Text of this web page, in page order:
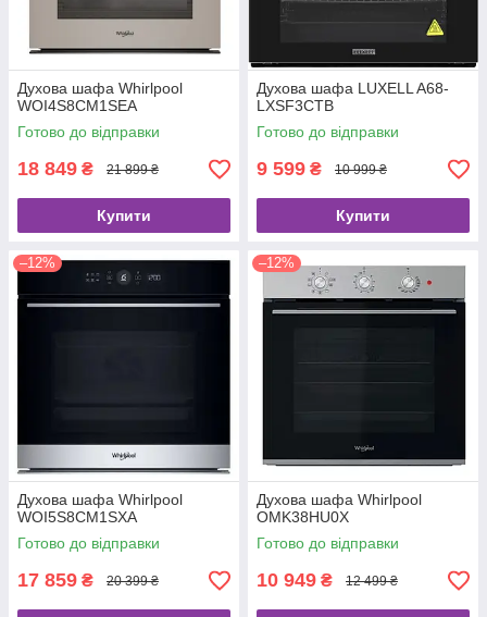
Духова шафа Whirlpool
WOI4S8CM1SEA
Готово до відправки
18 849 ₴ 21 899 ₴
Купити
Духова шафа LUXELL A68-
LXSF3CTB
Готово до відправки
9 599 ₴ 10 999 ₴
Купити
–12%
Духова шафа Whirlpool
WOI5S8CM1SXA
Готово до відправки
17 859 ₴ 20 399 ₴
–12%
Духова шафа Whirlpool
OMK38HU0X
Готово до відправки
10 949 ₴ 12 499 ₴